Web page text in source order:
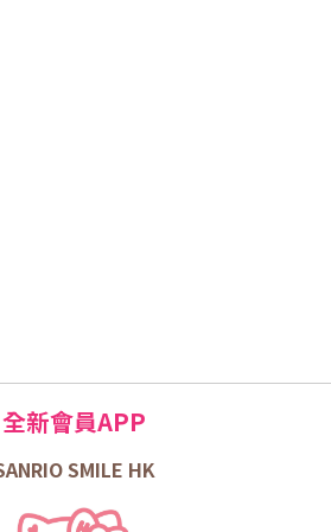
全新會員APP
SMILE HK